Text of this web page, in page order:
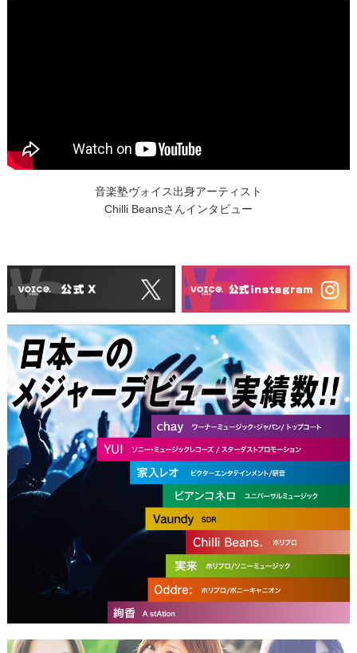
音楽塾ヴォイス出身アーティスト
Chilli Beansさんインタビュー